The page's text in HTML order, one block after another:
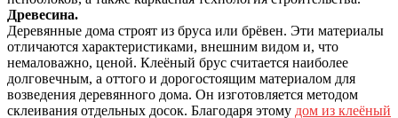
Древесина.
Деревянные дома строят из бруса или брёвен. Эти материалы
отличаются характеристиками, внешним видом и, что
немаловажно, ценой. Клеёный брус считается наиболее
долговечным, а оттого и дорогостоящим материалом для
возведения деревянного дома. Он изготовляется методом
склеивания отдельных досок. Благодаря этому дом из клеёный